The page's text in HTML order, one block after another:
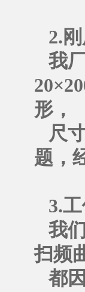
2.
我
形，
尺
题，
3.
我
扫频
都